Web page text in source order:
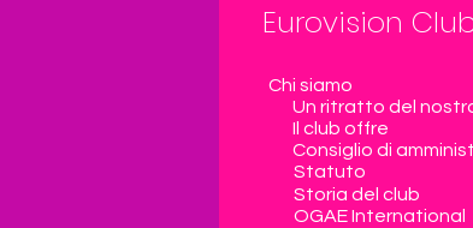
Eurovision
Chi siamo
Un ritratto del
Il club offre
Consiglio di
Statuto
Storia del club
OGAE International